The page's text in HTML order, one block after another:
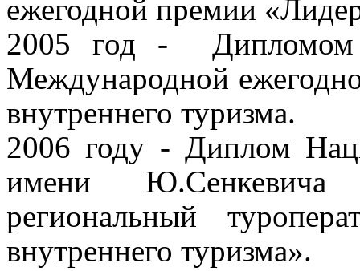
ежегодной премии
2005 год -
Международной
внутреннего туризма.
2006 году - Диплом
имени
региональный
внутреннего туризма».